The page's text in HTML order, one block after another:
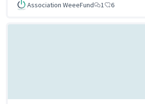
Association WeeeFund 1 6